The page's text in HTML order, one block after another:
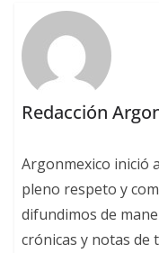
Redacción
Argonmexico inició
pleno respeto y
difundimos de
crónicas y notas de